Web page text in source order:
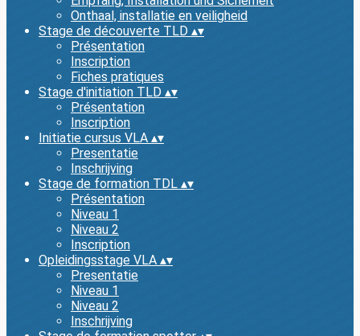
Onthaal, installatie en veiligheid
Stage de découverte TLD ▴▾
Présentation
Inscription
Fiches pratiques
Stage d'initiation TLD ▴▾
Présentation
Inscription
Initiatie cursus VLA ▴▾
Presentatie
Inschrijving
Stage de formation TDL ▴▾
Présentation
Niveau 1
Niveau 2
Inscription
Opleidingsstage VLA ▴▾
Presentatie
Niveau 1
Niveau 2
Inschrijving